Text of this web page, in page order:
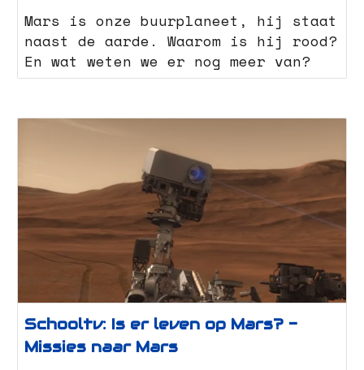
Mars is onze buurplaneet, hij staat
naast de aarde. Waarom is hij rood?
En wat weten we er nog meer van?
Schooltv: Is er leven op Mars? -
Missies naar Mars